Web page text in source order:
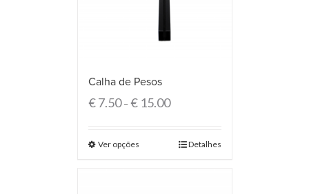
Calha de Pesos
€7.50–€15.00
Ver opções Detalhes